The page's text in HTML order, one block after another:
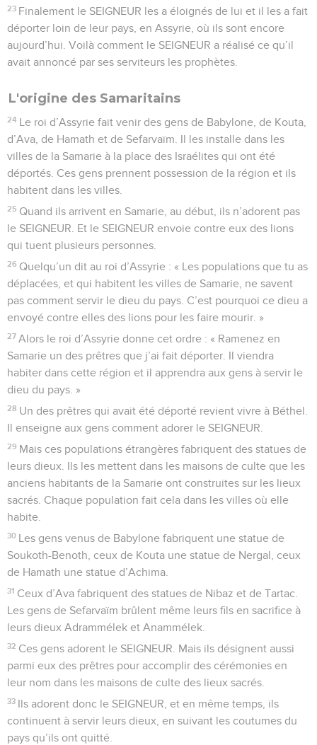
23 Finalement le SEIGNEUR les a éloignés de lui et il les a fait
déporter loin de leur pays, en Assyrie, où ils sont encore
aujourd’hui. Voilà comment le SEIGNEUR a réalisé ce qu’il
avait annoncé par ses serviteurs les prophètes.
L'origine des Samaritains
24 Le roi d’Assyrie fait venir des gens de Babylone, de Kouta,
d’Ava, de Hamath et de Sefarvaïm. Il les installe dans les
villes de la Samarie à la place des Israélites qui ont été
déportés. Ces gens prennent possession de la région et ils
habitent dans les villes.
25 Quand ils arrivent en Samarie, au début, ils n’adorent pas
le SEIGNEUR. Et le SEIGNEUR envoie contre eux des lions
qui tuent plusieurs personnes.
26 Quelqu’un dit au roi d’Assyrie : « Les populations que tu as
déplacées, et qui habitent les villes de Samarie, ne savent
pas comment servir le dieu du pays. C’est pourquoi ce dieu a
envoyé contre elles des lions pour les faire mourir. »
27 Alors le roi d’Assyrie donne cet ordre : « Ramenez en
Samarie un des prêtres que j’ai fait déporter. Il viendra
habiter dans cette région et il apprendra aux gens à servir le
dieu du pays. »
28 Un des prêtres qui avait été déporté revient vivre à Béthel.
Il enseigne aux gens comment adorer le SEIGNEUR.
29 Mais ces populations étrangères fabriquent des statues de
leurs dieux. Ils les mettent dans les maisons de culte que les
anciens habitants de la Samarie ont construites sur les lieux
sacrés. Chaque population fait cela dans les villes où elle
habite.
30 Les gens venus de Babylone fabriquent une statue de
Soukoth-Benoth, ceux de Kouta une statue de Nergal, ceux
de Hamath une statue d’Achima.
31 Ceux d’Ava fabriquent des statues de Nibaz et de Tartac.
Les gens de Sefarvaïm brûlent même leurs fils en sacrifice à
leurs dieux Adrammélek et Anammélek.
32 Ces gens adorent le SEIGNEUR. Mais ils désignent aussi
parmi eux des prêtres pour accomplir des cérémonies en
leur nom dans les maisons de culte des lieux sacrés.
33 Ils adorent donc le SEIGNEUR, et en même temps, ils
continuent à servir leurs dieux, en suivant les coutumes du
pays qu’ils ont quitté.